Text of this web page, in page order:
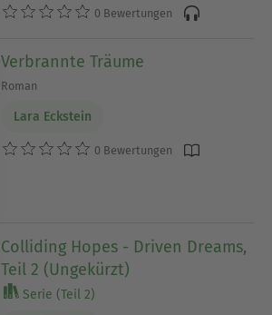
0 Bewertungen
Verbrannte Träume
Roman
Lara Eckstein
0 Bewertungen
Colliding Hopes - Driven Dreams,
Teil 2 (Ungekürzt)
Serie (Teil 2)